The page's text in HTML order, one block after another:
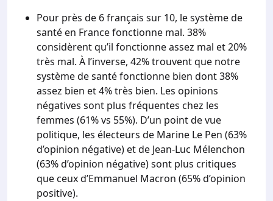
Pour près de 6 français sur 10, le système de
santé en France fonctionne mal. 38%
considèrent qu’il fonctionne assez mal et 20%
très mal. À l’inverse, 42% trouvent que notre
système de santé fonctionne bien dont 38%
assez bien et 4% très bien. Les opinions
négatives sont plus fréquentes chez les
femmes (61% vs 55%). D’un point de vue
politique, les électeurs de Marine Le Pen (63%
d’opinion négative) et de Jean-Luc Mélenchon
(63% d’opinion négative) sont plus critiques
que ceux d’Emmanuel Macron (65% d’opinion
positive).